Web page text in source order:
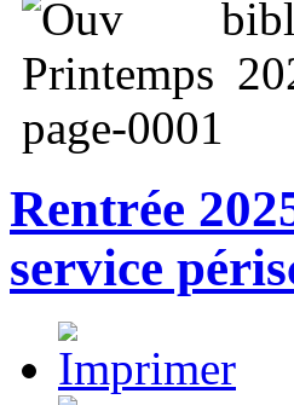
Rentrée
service